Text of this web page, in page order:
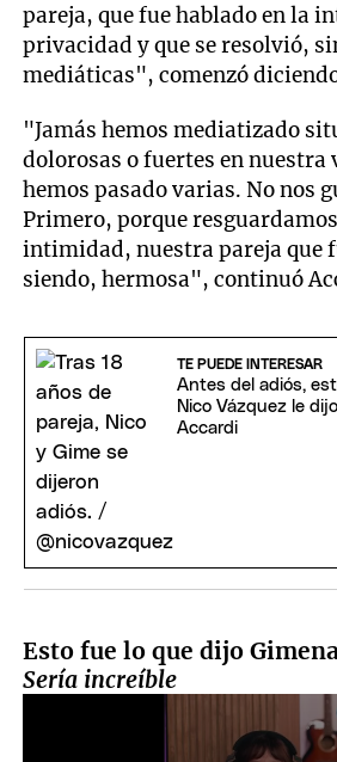
pareja, que fue hablado en la
privacidad y que se resolvió,
mediáticas", comenzó
"Jamás hemos mediatizado
dolorosas o fuertes en nuestra
hemos pasado varias. No nos
Primero, porque
intimidad, nuestra pareja que
siendo, hermosa", continuó
TE PUEDE INTERESAR
Antes del adiós,
Nico Vázquez le
Accardi
Esto fue lo que dijo
Sería increíble